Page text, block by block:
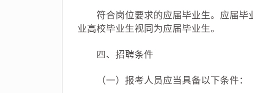
符合岗位要求的应届毕业生。应届毕
业高校毕业生视同为应届毕业生。
四、招聘条件
（一）报考人员应当具备以下条件：